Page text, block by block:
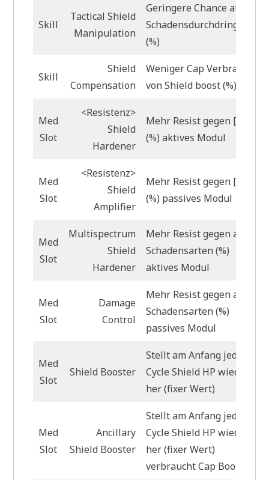
Skill
Tactical Shield
Manipulation
Geringere Chance auf
Schadensdurchdringung
(%)
Skill
Shield
Compensation
Weniger Cap Verbrauch
von Shield boost (%)
Med
Slot
<Resistenz>
Shield
Hardener
Mehr Resist gegen [X]
(%) aktives Modul
Med
Slot
<Resistenz>
Shield
Amplifier
Mehr Resist gegen [X]
(%) passives Modul
Med
Slot
Multispectrum
Shield
Hardener
Mehr Resist gegen alle
Schadensarten (%)
aktives Modul
Med
Slot
Damage
Control
Mehr Resist gegen alle
Schadensarten (%)
passives Modul
Med
Slot
Shield Booster
Stellt am Anfang jedes
Cycle Shield HP wieder
her (fixer Wert)
Med
Slot
Ancillary
Shield Booster
Stellt am Anfang jedes
Cycle Shield HP wieder
her (fixer Wert)
verbraucht Cap Booster